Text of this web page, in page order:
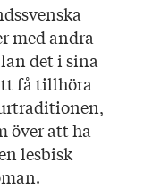
med andra
det i sina
få tillhöra
över att ha
lesbisk